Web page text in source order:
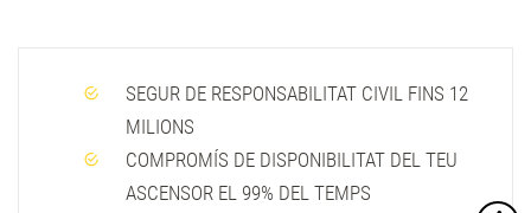
SEGUR DE RESPONSABILITAT CIVIL FINS 12
MILIONS
COMPROMÍS DE DISPONIBILITAT DEL TEU
ASCENSOR EL 99% DEL TEMPS